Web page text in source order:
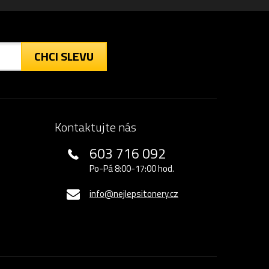
CHCI SLEVU
Kontaktujte nás
603 716 092
Po-Pá 8:00-17:00 hod.
info@nejlepsitonery.cz